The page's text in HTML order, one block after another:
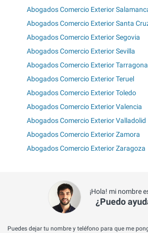
Abogados Comercio Exterior
Abogados Comercio Exterior Santa
Abogados Comercio Exterior Segovia
Abogados Comercio Exterior Sevilla
Abogados Comercio Exterior Tarragona
Abogados Comercio Exterior Teruel
Abogados Comercio Exterior Toledo
Abogados Comercio Exterior Valencia
Abogados Comercio Exterior Valladolid
Abogados Comercio Exterior Zamora
Abogados Comercio Exterior Zaragoza
¡Hola! mi nombre
¿Puedo
Puedes dejar tu nombre y teléfono para que me